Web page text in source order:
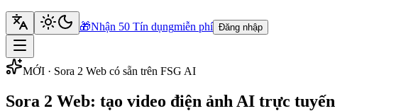
🎁Nhận 50 Tín dụngmiễn phí Đăng nhập
MỚI · Sora 2 Web có sẵn trên FSG AI
Sora 2 Web: tạo video điện ảnh AI trực tuyến